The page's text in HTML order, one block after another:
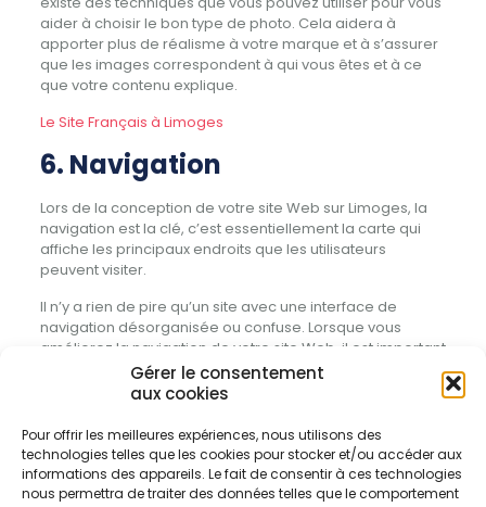
Gérer le consentement
aux cookies
Pour offrir les meilleures expériences, nous utilisons des
technologies telles que les cookies pour stocker et/ou accéder aux
informations des appareils. Le fait de consentir à ces technologies
nous permettra de traiter des données telles que le comportement
aider à choisir le bon type de photo. Cela aidera à
apporter plus de réalisme à votre marque et à s’assurer
que les images correspondent à qui vous êtes et à ce
que votre contenu explique.
Le Site Français à Limoges
6. Navigation
Lors de la conception de votre site Web sur Limoges, la
navigation est la clé, c’est essentiellement la carte qui
affiche les principaux endroits que les utilisateurs
peuvent visiter.
Il n’y a rien de pire qu’un site avec une interface de
navigation désorganisée ou confuse. Lorsque vous
améliorez la navigation de votre site Web, il est important
de veiller à ce que vos visiteurs puissent facilement
trouver ce qu’ils recherchent.
Certaines caractéristiques d’une barre de navigation
simplifiée incluent un contenu rationalisé, une hiérarchie
de navigation et un design réactif, de sorte que
l’expérience ne change pas radicalement sur le mobile.